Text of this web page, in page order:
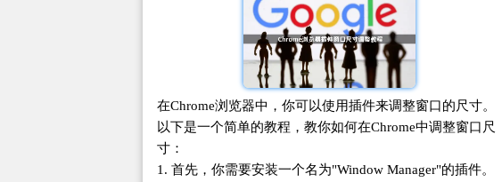
在Chrome浏览器中，你可以使用插件来调整窗口的尺寸。
以下是一个简单的教程，教你如何在Chrome中调整窗口尺
寸：
1. 首先，你需要安装一个名为"Window Manager"的插件。